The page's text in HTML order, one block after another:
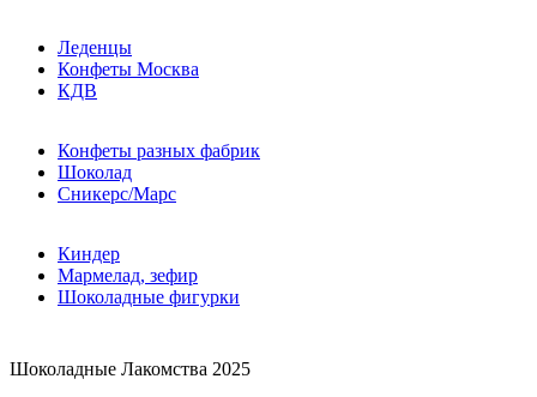
Леденцы
Конфеты Москва
КДВ
Конфеты разных фабрик
Шоколад
Сникерс/Марс
Киндер
Мармелад, зефир
Шоколадные фигурки
Шоколадные Лакомства 2025